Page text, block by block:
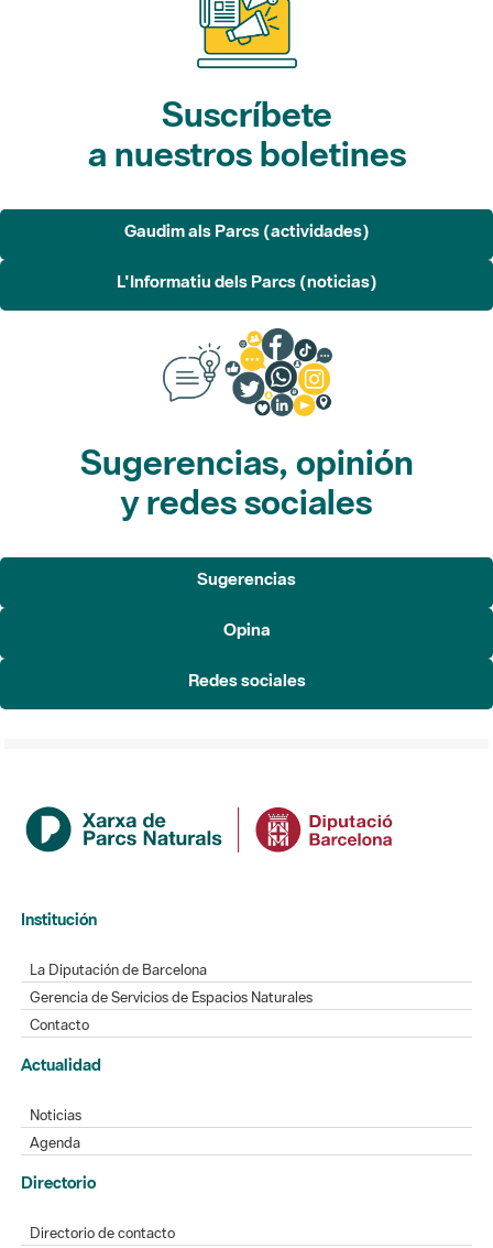
Suscríbete
a nuestros boletines
Gaudim als Parcs (actividades)
L'Informatiu dels Parcs (noticias)
Sugerencias, opinión
y redes sociales
Sugerencias
Opina
Redes sociales
Institución
La Diputación de Barcelona
Gerencia de Servicios de Espacios Naturales
Contacto
Actualidad
Noticias
Agenda
Directorio
Directorio de contacto